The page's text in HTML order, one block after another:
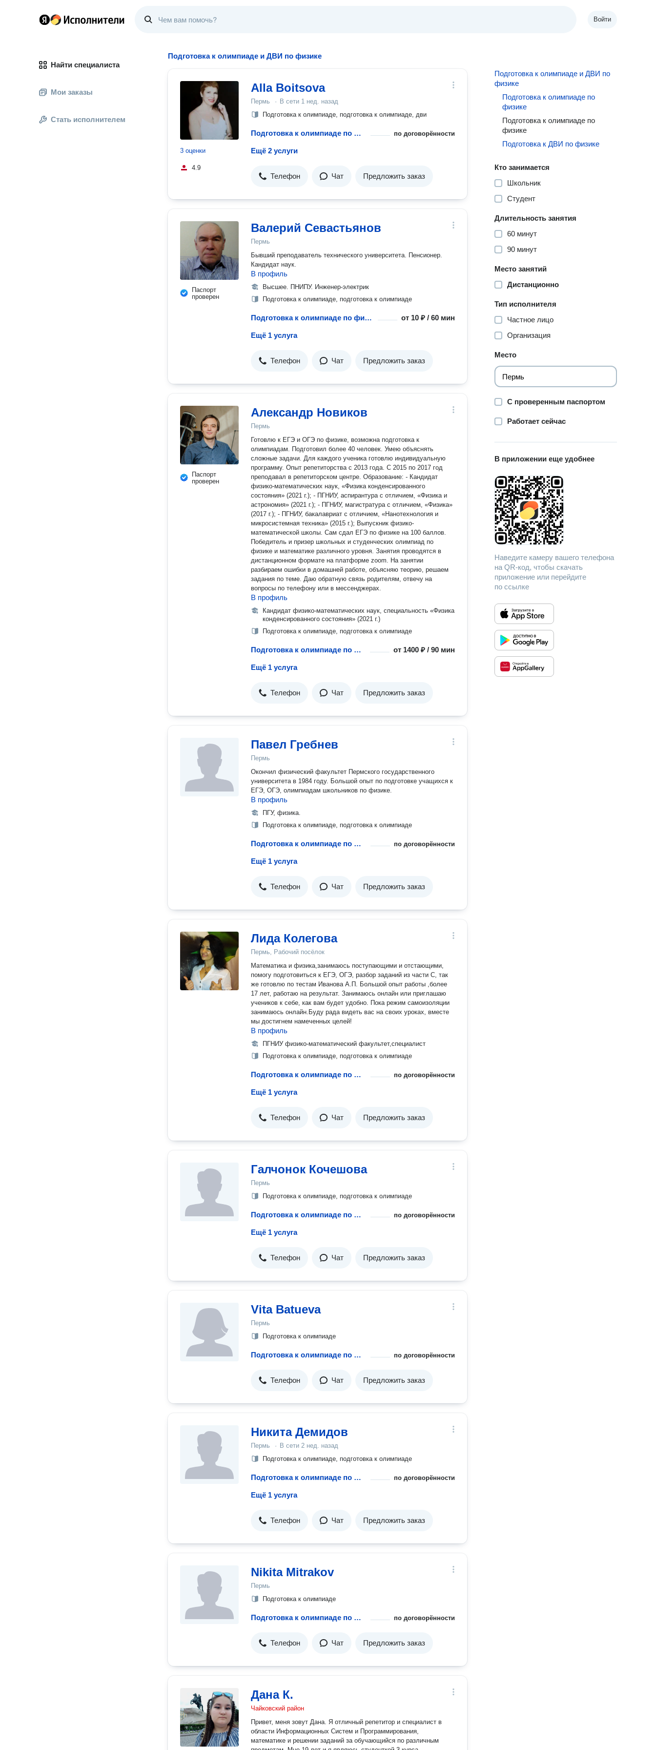
Войти
Найти специалиста
Мои заказы
Стать исполнителем
Подготовка к олимпиаде и ДВИ по физике
3 оценки
4.9
Alla Boitsova
Пермь · В сети 1 нед. назад
Подготовка к олимпиаде, подготовка к олимпиаде, дви
Подготовка к олимпиаде по физике по договорённости
Ещё 2 услуги
Телефон Чат Предложить заказ
Паспорт
проверен
Валерий Севастьянов
Пермь
Бывший преподаватель технического университета. Пенсионер.
Кандидат наук.
В профиль
Высшее. ПНИПУ. Инженер-электрик
Подготовка к олимпиаде, подготовка к олимпиаде
Подготовка к олимпиаде по физике от 10 ₽ / 60 мин
Ещё 1 услуга
Телефон Чат Предложить заказ
Паспорт
проверен
Александр Новиков
Пермь
Готовлю к ЕГЭ и ОГЭ по физике, возможна подготовка к
олимпиадам. Подготовил более 40 человек. Умею объяснять
сложные задачи. Для каждого ученика готовлю индивидуальную
программу. Опыт репетиторства с 2013 года. С 2015 по 2017 год
преподавал в репетиторском центре. Обpазовaниe: - Кандидат
физико-математических наук, «Физика конденсированного
состояния» (2021 г.); - ПГНИУ, аспирантура с отличием, «Физика и
астрономия» (2021 г.); - ПГНИУ, магистратура с отличием, «Физика»
(2017 г.); - ПГНИУ, бакалaвpиат с отличием, «Нанотехнология и
микросистемная техника» (2015 г.); Выпускник физико-
математической школы. Сам сдал ЕГЭ по физике на 100 баллов.
Победитель и призер школьных и студенческих олимпиад по
физике и математике различного уровня. Занятия проводятся в
дистанционном формате на платформе zoom. На занятии
разбираем ошибки в домашней работе, объясняю теорию, решаем
задания по теме. Даю обратную связь родителям, отвечу на
вопросы по телефону или в мессенджерах.
В профиль
Кандидат физико-математических наук, специальность «Физика
конденсированного состояния» (2021 г.)
Подготовка к олимпиаде, подготовка к олимпиаде
Подготовка к олимпиаде по физике от 1400 ₽ / 90 мин
Ещё 1 услуга
Телефон Чат Предложить заказ
Павел Гребнев
Пермь
Окончил физический факультет Пермского государственного
университета в 1984 году. Большой опыт по подготовке учащихся к
ЕГЭ, ОГЭ, олимпиадам школьников по физике.
В профиль
ПГУ, физика.
Подготовка к олимпиаде, подготовка к олимпиаде
Подготовка к олимпиаде по физике по договорённости
Ещё 1 услуга
Телефон Чат Предложить заказ
Лида Колегова
Пермь, Рабочий посёлок
Математика и физика,занимаюсь поступающими и отстающими,
помогу подготовиться к ЕГЭ, ОГЭ, разбор заданий из части С, так
же готовлю по тестам Иванова А.П. Большой опыт работы ,более
17 лет, работаю на результат. Занимаюсь онлайн или приглашаю
учеников к себе, как вам будет удобно. Пока режим самоизоляции
занимаюсь онлайн.Буду рада видеть вас на своих уроках, вместе
мы достигнем намеченных целей!
В профиль
ПГНИУ физико-математический факультет,специалист
Подготовка к олимпиаде, подготовка к олимпиаде
Подготовка к олимпиаде по физике по договорённости
Ещё 1 услуга
Телефон Чат Предложить заказ
Галчонок Кочешова
Пермь
Подготовка к олимпиаде, подготовка к олимпиаде
Подготовка к олимпиаде по физике по договорённости
Ещё 1 услуга
Телефон Чат Предложить заказ
Vita Batueva
Пермь
Подготовка к олимпиаде
Подготовка к олимпиаде по физике по договорённости
Телефон Чат Предложить заказ
Никита Демидов
Пермь · В сети 2 нед. назад
Подготовка к олимпиаде, подготовка к олимпиаде
Подготовка к олимпиаде по физике по договорённости
Ещё 1 услуга
Телефон Чат Предложить заказ
Nikita Mitrakov
Пермь
Подготовка к олимпиаде
Подготовка к олимпиаде по физике по договорённости
Телефон Чат Предложить заказ
Дана К.
Чайковский район
Привет, меня зовут Дана. Я отличный репетитор и специалист в
области Информационных Систем и Программирования,
математике и решении заданий за обучающийся по различным
Подготовка к олимпиаде и ДВИ по
физике
Подготовка к олимпиаде по
физике
Подготовка к олимпиаде по
физике
Подготовка к ДВИ по физике
Кто занимается
Школьник
Студент
Длительность занятия
60 минут
90 минут
Место занятий
Дистанционно
Тип исполнителя
Частное лицо
Организация
Место
С проверенным паспортом
Работает сейчас
В приложении еще удобнее
Наведите камеру вашего телефона
на QR-код, чтобы скачать
приложение или перейдите
по ссылке